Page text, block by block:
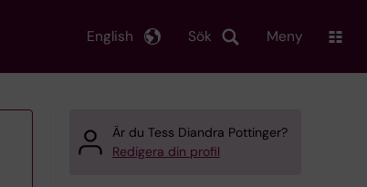
Sök
English Meny
Är du Tess Diandra Pottinger?
Redigera din profil